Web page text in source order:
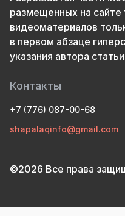
размещенных на сайте
видеоматериалов
в первом абзаце
указания автора статьи
Контакты
+7 (776) 087-00-68
shapalaqinfo@gmail.com
©2026 Все права